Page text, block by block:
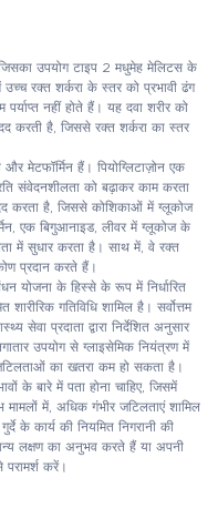
उपयोग टाइप 2 मधुमेह मेलिटस के
रक्त शर्करा के स्तर को प्रभावी ढंग
नहीं होते हैं। यह दवा शरीर को
है, जिससे रक्त शर्करा का स्तर
और मेटफॉर्मिन हैं। पियोग्लिटाज़ोन एक
संवेदनशीलता को बढ़ाकर काम करता
करता है, जिससे कोशिकाओं में ग्लूकोज
एक बिगुआनाइड, लीवर में ग्लूकोज के
में सुधार करता है। साथ में, वे रक्त
प्रदान करते हैं।
योजना के हिस्से के रूप में निर्धारित
गतिविधि शामिल है। सर्वोत्तम
सेवा प्रदाता द्वारा निर्देशित अनुसार
उपयोग से ग्लाइसेमिक नियंत्रण में
का खतरा कम हो सकता है।
के बारे में पता होना चाहिए, जिसमें
में, अधिक गंभीर जटिलताएं शामिल
के कार्य की नियमित निगरानी की
लक्षण का अनुभव करते हैं या अपनी
करें।